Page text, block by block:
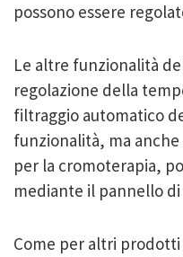
possono essere
Le altre funzionalità
regolazione della
filtraggio automatico
funzionalità, ma anche
per la cromoterapia,
mediante il pannello
Come per altri